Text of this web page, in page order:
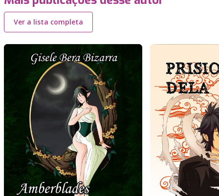
Ver a lista completa